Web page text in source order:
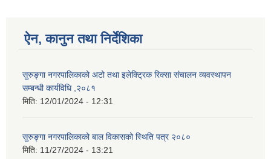
ऐन, कानुन तथा निर्देशिका
सुरुङ्गा नगरपालिकाको अटो तथा इलेक्ट्रिक रिक्सा संचालन व्यवस्थापन
सम्बन्धी कार्यविधि ,२०८१
मिति: 12/01/2024 - 12:31
सुरुङ्गा नगरपालिकाको बाल विकासको स्थिति पत्र २०८०
मिति: 11/27/2024 - 13:21